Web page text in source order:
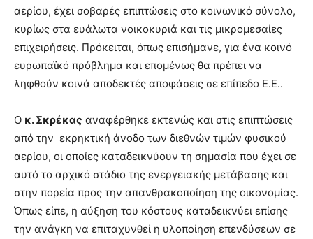
αερίου, έχει σοβαρές επιπτώσεις στο κοινωνικό σύνολο,
κυρίως στα ευάλωτα νοικοκυριά και τις μικρομεσαίες
επιχειρήσεις. Πρόκειται, όπως επισήμανε, για ένα κοινό
ευρωπαϊκό πρόβλημα και επομένως θα πρέπει να
ληφθούν κοινά αποδεκτές αποφάσεις σε επίπεδο Ε.Ε..
Ο κ. Σκρέκας αναφέρθηκε εκτενώς και στις επιπτώσεις
από την εκρηκτική άνοδο των διεθνών τιμών φυσικού
αερίου, οι οποίες καταδεικνύουν τη σημασία που έχει σε
αυτό το αρχικό στάδιο της ενεργειακής μετάβασης και
στην πορεία προς την απανθρακοποίηση της οικονομίας.
Όπως είπε, η αύξηση του κόστους καταδεικνύει επίσης
την ανάγκη να επιταχυνθεί η υλοποίηση επενδύσεων σε